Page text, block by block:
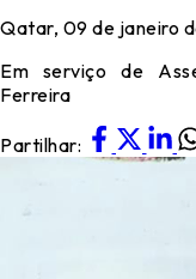
Qatar, 09 de janeiro
Em serviço de
Ferreira
Partilhar: